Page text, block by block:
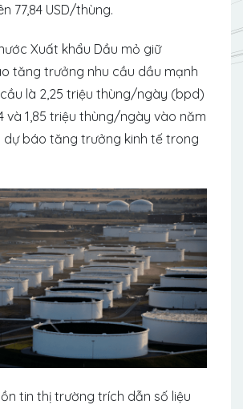
77,84 USD/thùng.
Xuất khẩu Dầu mỏ giữ
tăng trưởng nhu cầu dầu mạnh
là 2,25 triệu thùng/ngày (bpd)
và 1,85 triệu thùng/ngày vào năm
dự báo tăng trưởng kinh tế trong
tin thị trường trích dẫn số liệu